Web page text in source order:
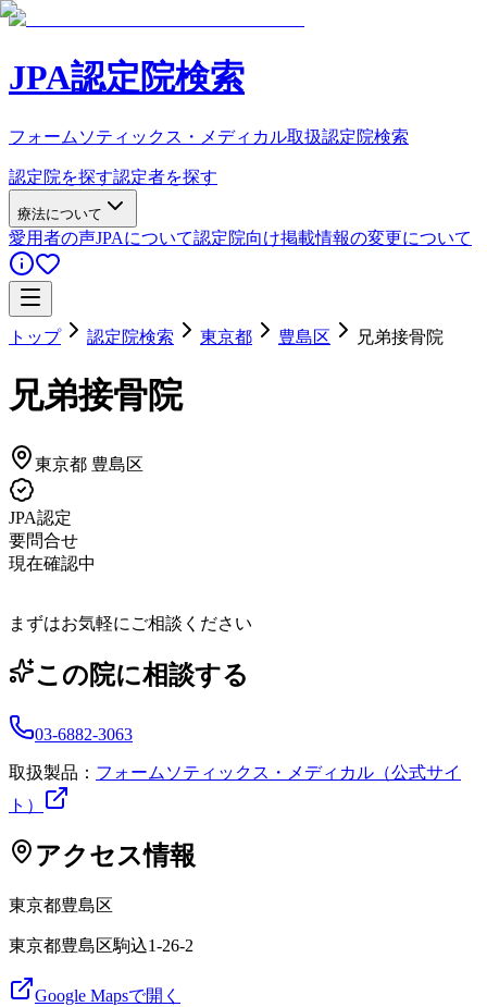
JPA認定院検索
フォームソティックス・メディカル取扱認定院検索
認定院を探す認定者を探す
療法について
愛用者の声JPAについて認定院向け掲載情報の変更について
トップ 認定院検索 東京都 豊島区 兄弟接骨院
兄弟接骨院
東京都 豊島区
JPA認定
要問合せ
現在確認中
まずはお気軽にご相談ください
この院に相談する
03-6882-3063
取扱製品： フォームソティックス・メディカル（公式サイ
ト）
アクセス情報
東京都豊島区
東京都豊島区駒込1-26-2
Google Mapsで開く